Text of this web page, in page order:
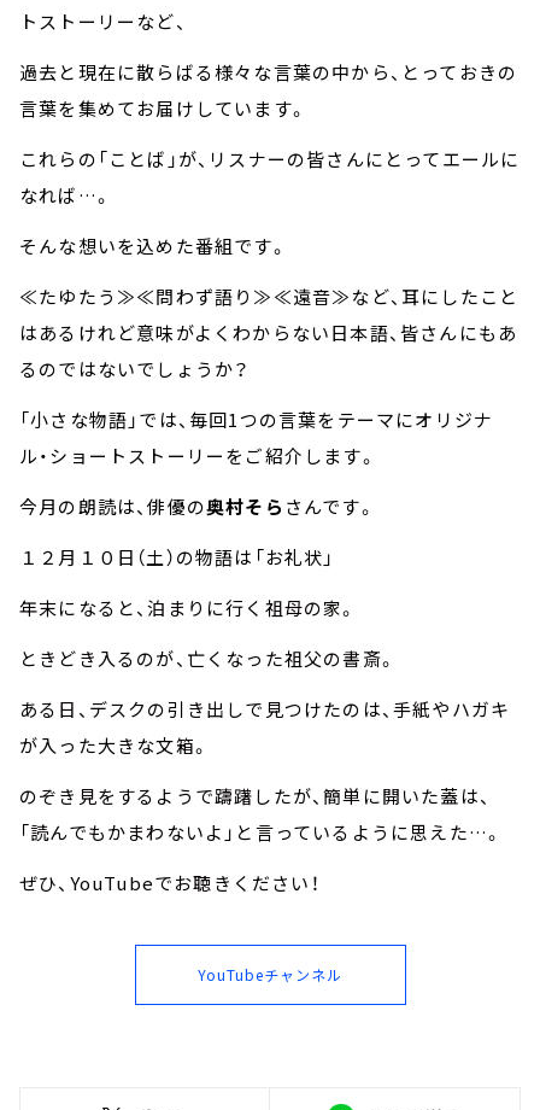
トストーリーなど、
過去と現在に散らばる様々な言葉の中から、とっておきの
言葉を集めてお届けしています。
これらの「ことば」が、リスナーの皆さんにとってエールに
なれば…。
そんな想いを込めた番組です。
≪たゆたう≫≪問わず語り≫≪遠音≫など、耳にしたこと
はあるけれど意味がよくわからない日本語、皆さんにもあ
るのではないでしょうか？
「小さな物語」では、毎回1つの言葉をテーマにオリジナ
ル・ショートストーリーをご紹介します。
今月の朗読は、俳優の奥村そら さんです。
１２月１０日（土）の物語は「お礼状」
年末になると、泊まりに行く祖母の家。
ときどき入るのが、亡くなった祖父の書斎。
ある日、デスクの引き出しで見つけたのは、手紙やハガキ
が入った大きな文箱。
のぞき見をするようで躊躇したが、簡単に開いた蓋は、
「読んでもかまわないよ」と言っているように思えた…。
ぜひ、YouTubeでお聴きください！
YouTubeチャンネル